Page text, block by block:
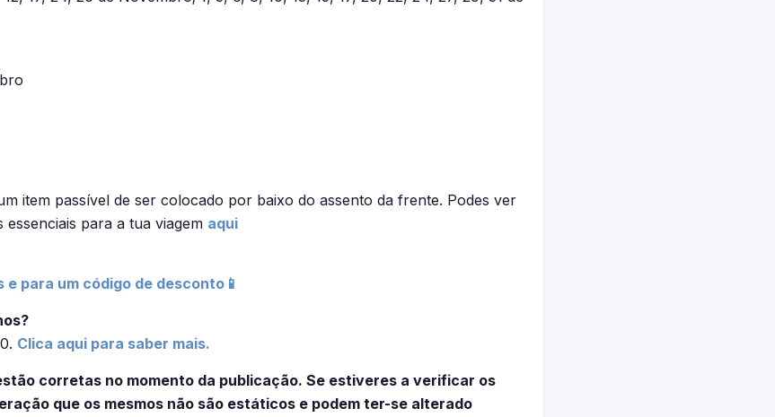
item passível de ser colocado por baixo do assento da frente. Podes ver
para a tua viagem aqui
para um código de desconto📱
Clica aqui para saber mais.
corretas no momento da publicação. Se estiveres a verificar os
que os mesmos não são estáticos e podem ter-se alterado